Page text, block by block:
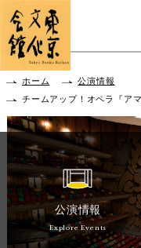
ホーム
公演情報
チームアップ！オペラ『ア
公演情報
Explore Events